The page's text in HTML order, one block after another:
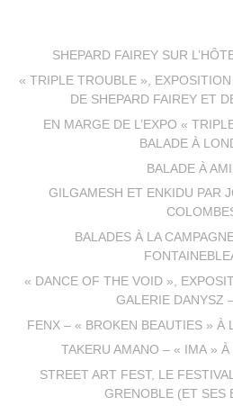
SHEPARD FAIREY SUR
« TRIPLE TROUBLE », EXPOSITION
DE SHEPARD FAIREY ET
EN MARGE DE L’EXPO «
BALADE À
BALADE À
GILGAMESH ET ENKIDU PAR
BALADES À LA
« DANCE OF THE VOID »,
GALERIE DANYSZ
FENX – « BROKEN BEAUTIES » À
TAKERU AMANO – « IMA » À
STREET ART FEST, LE
GRENOBLE (ET SES